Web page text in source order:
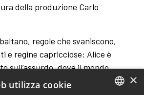
della produzione Carlo
regole che svaniscono,
e regine capricciose: Alice è
sull’assurdo, dove il mondo
e la logica si dissolve.
×
utilizza cookie